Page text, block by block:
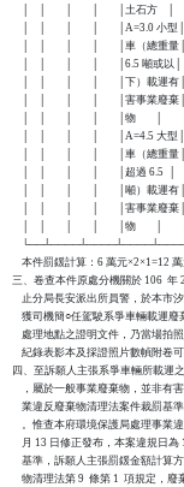
│    │        │        │        │土石方    │
│    │        │        │        │A=3.0 小型│
│    │        │        │        │車（總重量│
│    │        │        │        │6.5 噸或以│
│    │        │        │        │下）載運有│
│    │        │        │        │害事業廢棄│
│    │        │        │        │物        │
│    │        │        │        │A=4.5 大型│
│    │        │        │        │車（總重量│
│    │        │        │        │超過 6.5  │
│    │        │        │        │噸）載運有│
│    │        │        │        │害事業廢棄│
│    │        │        │        │物        │
本件罰鍰計算：6 萬元×2×1=12
三、卷查本件原處分機關於 106  年
止分局長安派出所員警，於本市
獲司機簡○任駕駛系爭車輛載運
處理地點之證明文件，乃當場
紀錄表影本及採證照片數幀附卷
四、至訴願人主張系爭車輛所載運
，屬於一般事業廢棄物，並非
業違反廢棄物清理法案件裁罰基
。惟查本府環境保護局處理事業
月 13 日修正發布，本案違規日為
基準，訴願人主張罰鍰金額計
物清理法第 9  條第 1  項規定